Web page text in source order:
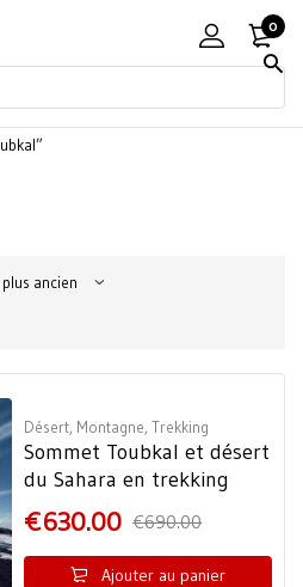
0
Désert, Montagne,Trekking
Sommet Toubkal et désert
du Sahara en trekking
€690.00
€630.00
Ajouter au panier